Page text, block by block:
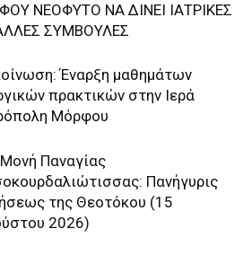
ΝΕΟΦΥΤΟ ΝΑ ΔΙΝΕΙ ΙΑΤΡΙΚΕΣ
ΣΥΜΒΟΥΛΕΣ
Έναρξη μαθημάτων
πρακτικών στην Ιερά
Μόρφου
Μονή Παναγίας
Πανήγυρις
της Θεοτόκου (15
2026)